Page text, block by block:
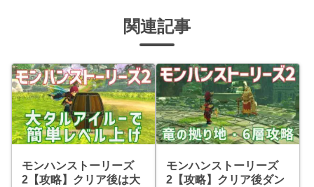
関連記事
モンハンストーリーズ
2【攻略】クリア後は大
モンハンストーリーズ
2【攻略】クリア後ダン